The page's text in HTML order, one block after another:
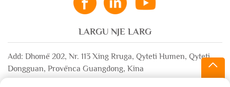
LARGU NJE LARG
Add: Dhomë 202, Nr. 113 Xing Rruga, Qyteti Humen, Qyteti
Dongguan, Provënca Guangdong, Kina